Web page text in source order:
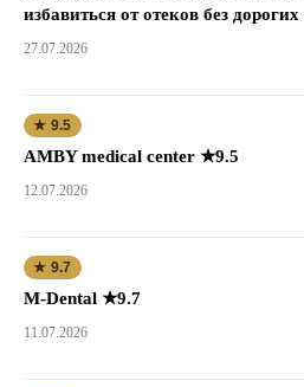
избавиться от отеков без
27.07.2026
★ 9.5
AMBY medical center ★9.5
12.07.2026
★ 9.7
M-Dental ★9.7
11.07.2026